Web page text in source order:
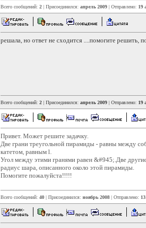
Всего сообщений: 2 | Присоединился: апрель 2009 | Отправлено: 19
решала, но ответ не сходится ....помогите решить,
Всего сообщений: 2 | Присоединился: апрель 2009 | Отправлено: 19
Привет. Может решите задачку.
Две грани треугольной пирамиды - равны между
катетом, равным l.
Угол между этими гранями равен &#945;.Две
радиус шара, описанного около этой пирамиды.
Помогите пожалуйста!!!!!
Всего сообщений: 40 | Присоединился: ноябрь 2008 | Отправлено: